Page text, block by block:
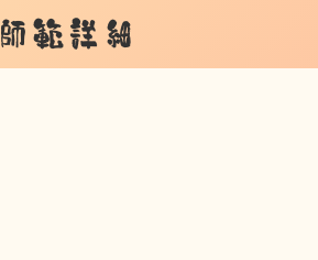
師範詳細